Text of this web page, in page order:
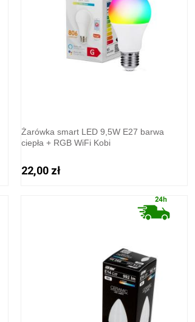
Żarówka smart LED 9,5W E27 barwa
ciepła + RGB WiFi Kobi
22,00 zł